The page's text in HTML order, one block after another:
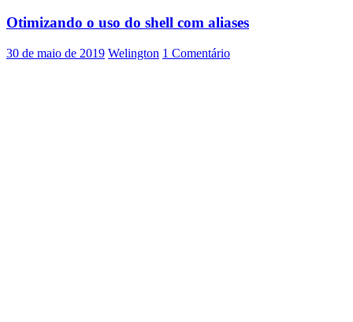
no
shell
Otimizando o uso do shell com aliases
30 de maio de 2019 Welington 1 Comentário